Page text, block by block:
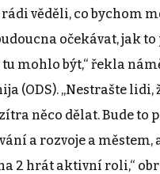
rádi věděli, co bychom
očekávat, jak to
mohlo být,“ řekla
(ODS). „Nestrašte lidi,
něco dělat. Bude to
a rozvoje a městem,
2 hrát aktivní roli,“